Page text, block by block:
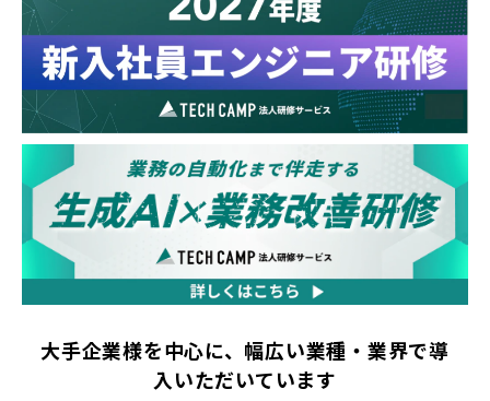
大手企業様を中心に、幅広い業種・業界で導
入いただいています